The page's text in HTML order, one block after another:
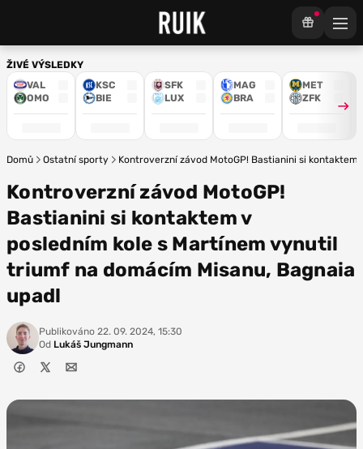
ŽIVÉ VÝSLEDKY
VAL
OMO
KSC
BIE
SFK
LUX
MAG
BRA
MET
ZFK
Domů Ostatní sporty Kontroverzní závod MotoGP! Bastianini si
Kontroverzní závod MotoGP!
Bastianini si kontaktem v
posledním kole s Martínem vynutil
triumf na domácím Misanu, Bagnaia
upadl
Publikováno 22. 09. 2024, 15:30
Od Lukáš Jungmann